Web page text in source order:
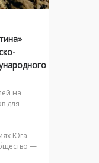
на
для
Юга
—